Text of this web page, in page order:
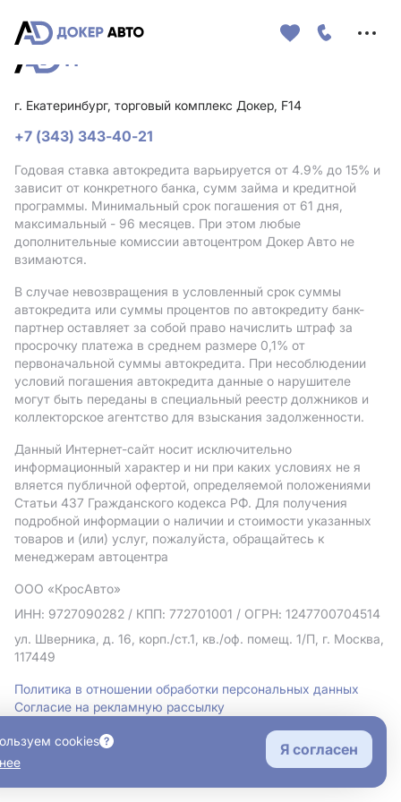
г. Екатеринбург, торговый комплекс Докер, F14
+7 (343) 343-40-21
Годовая ставка автокредита варьируется от 4.9% до 15% и
зависит от конкретного банка, сумм займа и кредитной
программы. Минимальный срок погашения от 61 дня,
максимальный - 96 месяцев. При этом любые
дополнительные комиссии автоцентром Докер Авто не
взимаются.
В случае невозвращения в условленный срок суммы
автокредита или суммы процентов по автокредиту банк-
партнер оставляет за собой право начислить штраф за
просрочку платежа в среднем размере 0,1% от
первоначальной суммы автокредита. При несоблюдении
условий погашения автокредита данные о нарушителе
могут быть переданы в специальный реестр должников и
коллекторское агентство для взыскания задолженности.
Данный Интернет-сайт носит исключительно
информационный характер и ни при каких условиях не я
вляется публичной офертой, определяемой положениями
Статьи 437 Гражданского кодекса РФ. Для получения
подробной информации о наличии и стоимости указанных
товаров и (или) услуг, пожалуйста, обращайтесь к
менеджерам автоцентра
ООО «КросАвто»
ИНН: 9727090282 / КПП: 772701001 / ОГРН: 1247700704514
ул. Шверника, д. 16, корп./ст.1, кв./оф. помещ. 1/П, г. Москва,
117449
Политика в отношении обработки персональных данных
Согласие на рекламную рассылку
cookies
Я согласен